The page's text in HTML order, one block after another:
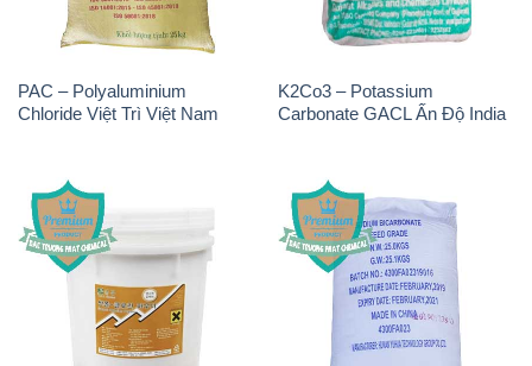
PAC – Polyaluminium
Chloride Việt Trì Việt Nam
K2Co3 – Potassium
Carbonate GACL Ấn Độ India